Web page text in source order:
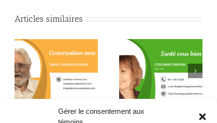
Gérer le consentement aux
Articles similaires
La L-théanine contre le
stress
Quand la conscience
fait son chemin jusque
dans l’assiette !